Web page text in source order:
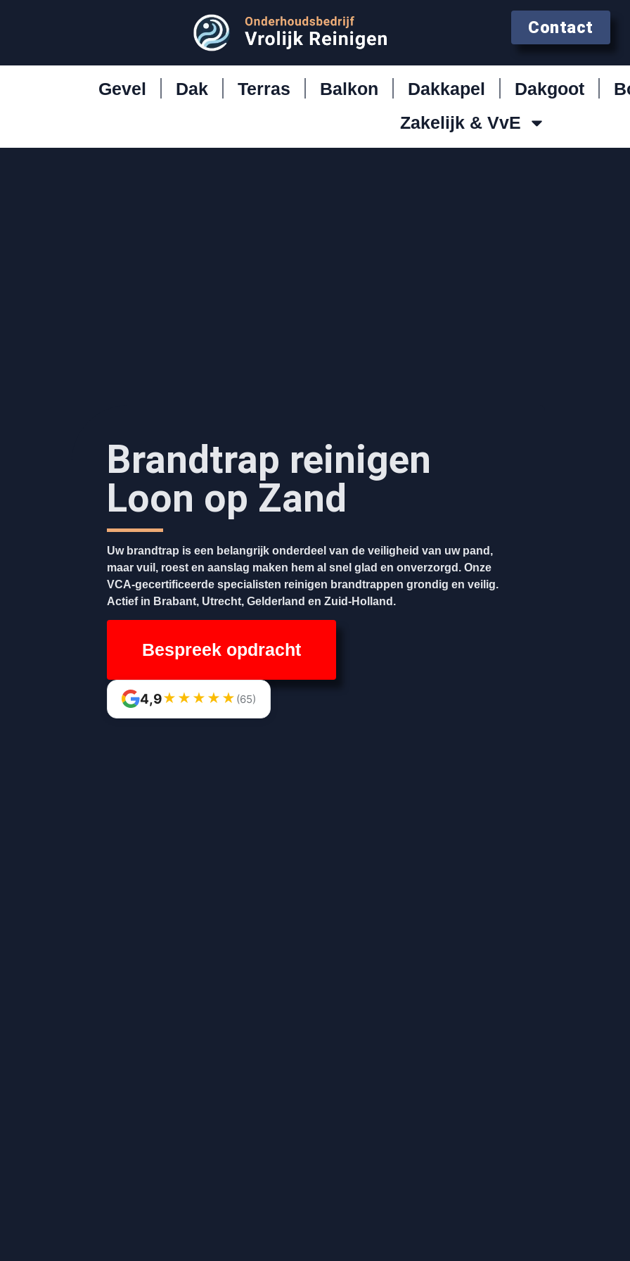
Contact
Gevel Dak Terras Balkon Dakkapel Dakgoot
Zakelijk & VvE
Brandtrap reinigen
Loon op Zand
Uw brandtrap is een belangrijk onderdeel van de veiligheid van uw pand,
maar vuil, roest en aanslag maken hem al snel glad en onverzorgd. Onze
VCA-gecertificeerde specialisten reinigen brandtrappen grondig en veilig.
Actief in Brabant, Utrecht, Gelderland en Zuid-Holland.
Bespreek opdracht
4,9★ ★ ★ ★ ★ (65)